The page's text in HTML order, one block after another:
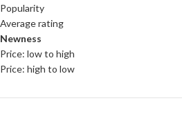
Popularity
Average rating
Newness
Price: low to high
Price: high to low